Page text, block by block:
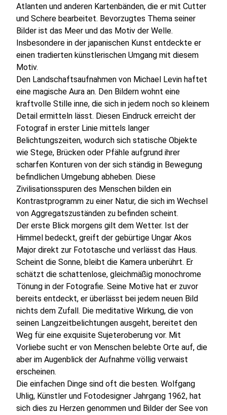
Atlanten und anderen Kartenbänden, die er mit Cutter
und Schere bearbeitet. Bevorzugtes Thema seiner
Bilder ist das Meer und das Motiv der Welle.
Insbesondere in der japanischen Kunst entdeckte er
einen tradierten künstlerischen Umgang mit diesem
Motiv.
Den Landschaftsaufnahmen von Michael Levin haftet
eine magische Aura an. Den Bildern wohnt eine
kraftvolle Stille inne, die sich in jedem noch so kleinem
Detail ermitteln lässt. Diesen Eindruck erreicht der
Fotograf in erster Linie mittels langer
Belichtungszeiten, wodurch sich statische Objekte
wie Stege, Brücken oder Pfähle aufgrund ihrer
scharfen Konturen von der sich ständig in Bewegung
befindlichen Umgebung abheben. Diese
Zivilisationsspuren des Menschen bilden ein
Kontrastprogramm zu einer Natur, die sich im Wechsel
von Aggregatszuständen zu befinden scheint.
Der erste Blick morgens gilt dem Wetter. Ist der
Himmel bedeckt, greift der gebürtige Ungar Akos
Major direkt zur Fototasche und verlässt das Haus.
Scheint die Sonne, bleibt die Kamera unberührt. Er
schätzt die schattenlose, gleichmäßig monochrome
Tönung in der Fotografie. Seine Motive hat er zuvor
bereits entdeckt, er überlässt bei jedem neuen Bild
nichts dem Zufall. Die meditative Wirkung, die von
seinen Langzeitbelichtungen ausgeht, bereitet den
Weg für eine exquisite Sujeteroberung vor. Mit
Vorliebe sucht er von Menschen belebte Orte auf, die
aber im Augenblick der Aufnahme völlig verwaist
erscheinen.
Die einfachen Dinge sind oft die besten. Wolfgang
Uhlig, Künstler und Fotodesigner Jahrgang 1962, hat
sich dies zu Herzen genommen und Bilder der See von